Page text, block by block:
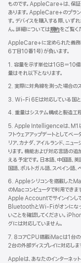
ものです。AppleCare+は、保
あります。AppleCare+のプラン
す。デバイスを購入する際、いず
ん。詳細については規約（新
ウ
イ
ン
ド
で
開
ま
す）
をご覧く
AppleCare+に定められた義
6丁目10番1号）が負いま す 。
1. 容量を示す単位は1GB＝10億
量はそれ以下となります。
2. 実際に対角線を測った場合の
3. Wi-Fi 6Eは対応している国と
4. 重量はシステム構成と製造工程
5. Apple Intelligenceは、M1
フトウェアアップデートとしてベ
リア、カナダ、アイルランド、ニュ
ります。機能および対応言語の
える予定です。日本語、中国語、英
国語、ポルトガル語、スペイン語
6. Appleシリコンを搭載した
のMacコンピュータで利用でき
Apple Accountでサインインし
BluetoothとWi-Fiがオンにな
いことを確認してください。
グには対応していません。
7. 8コアCPU搭載iMacは1台の
2台の外部ディスプレイに対応しま
Appleは、あなたのインターネッ